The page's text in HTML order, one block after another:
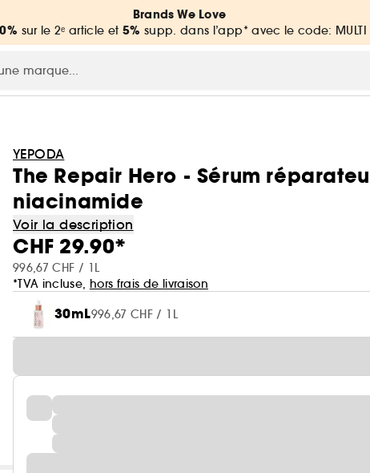
Brands We Love
sur le 2ᵉ article et 5% supp. dans l’app* avec le code: MULTI
YEPODA
The Repair Hero - Sérum
niacinamide
Voir la description
CHF 29.90*
996,67 CHF / 1L
*TVA incluse, hors frais de livraison
30mL996,67 CHF / 1L